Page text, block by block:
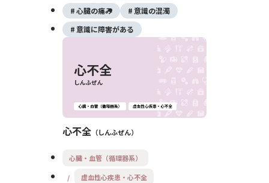
迅速な診断と治療が予後を大きく左右しま
す。
心臓の痛み
意識の混濁
意識に障害がある
心不全 しんふぜん
心臓・血管（循環器系）
虚血性心疾患・心不全